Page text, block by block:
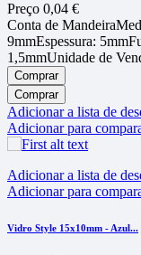
Preço 0,04 €
Conta de
9mmEspessura:
1,5mmUnidade de
Comprar
Comprar
Adicionar a lista de
Adicionar para
Adicionar a lista de
Adicionar para
Vidro Style 15x10mm - Azul...